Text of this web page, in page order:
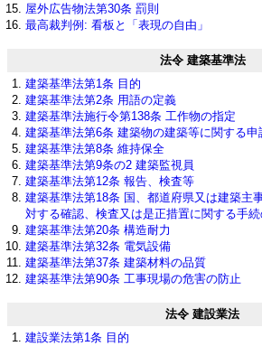
屋外広告物法第30条 罰則
最高裁判例: 看板と「表現の自由」
法令 建築基準法
建築基準法第1条 目的
建築基準法第2条 用語の定義
建築基準法施行令第138条 工作物の指定
建築基準法第6条 建築物の建築等に関する申
建築基準法第8条 維持保全
建築基準法第9条の2 建築監視員
建築基準法第12条 報告、検査等
建築基準法第18条 国、都道府県又は建築主
対する確認、検査又は是正措置に関する手続
建築基準法第20条 構造耐力
建築基準法第32条 電気設備
建築基準法第37条 建築材料の品質
建築基準法第90条 工事現場の危害の防止
法令 建設業法
建設業法第1条 目的